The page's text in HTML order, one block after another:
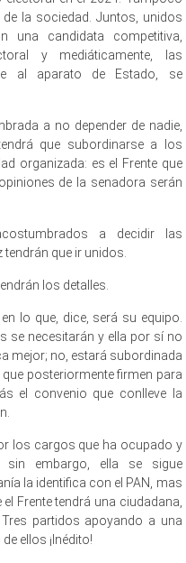
la sociedad. Juntos, unidos
una candidata competitiva,
y mediáticamente, las
al aparato de Estado, se
a no depender de nadie,
que subordinarse a los
organizada: es el Frente que
de la senadora serán
a decidir las
que ir unidos.
los detalles.
lo que, dice, será su equipo.
se necesitarán y ella por sí no
mejor; no, estará subordinada
posteriormente firmen para
el convenio que conlleve la
los cargos que ha ocupado y
sin embargo, ella se sigue
la identifica con el PAN, mas
Frente tendrá una ciudadana,
partidos apoyando a una
ellos ¡Inédito!